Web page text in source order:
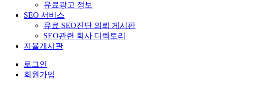
유료광고 정보
SEO 서비스
유료 SEO진단 의뢰 게시판
SEO관련 회사 디렉토리
자율게시판
로그인
회원가입